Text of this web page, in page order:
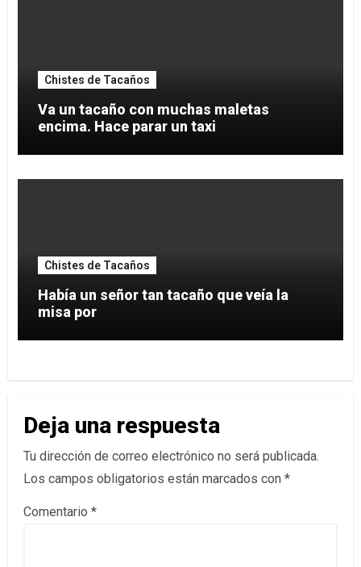
Chistes de Tacaños
Va un tacaño con muchas maletas
encima. Hace parar un taxi
Chistes de Tacaños
Había un señor tan tacaño que veía la
misa por
Deja una respuesta
Tu dirección de correo electrónico no será publicada.
Los campos obligatorios están marcados con *
Comentario *